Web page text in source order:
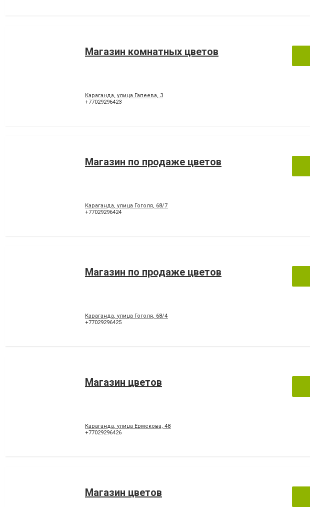
Магазин комнатных цветов
Караганда, улица Гапеева, 3
+77029296423
Магазин по продаже цветов
Караганда, улица Гоголя, 68/7
+77029296424
Магазин по продаже цветов
Караганда, улица Гоголя, 68/4
+77029296425
Магазин цветов
Караганда, улица Ермекова, 48
+77029296426
Магазин цветов